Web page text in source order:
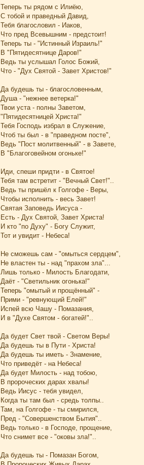
Теперь ты рядом с Илиёю,
С тобой и праведный Давид,
Тебя благословил - Иаков,
Что пред Всевышним - предстоит!
Теперь ты - "Истинный Израиль!"
В "Пятидесятнице Даров!"
Ведь ты услышал Голос Божий,
Что - "Дух Святой - Завет Христов!"
Да будешь ты - благословенным,
Душа - "нежнее ветерка!"
Твои уста - полны Заветом,
"Пятидесятницей Христа!"
Тебя Господь избрал в Служение,
Чтоб ты был - в "праведном посте",
Ведь "Пост молитвенный" - в Завете,
В "Благоговейном огоньке!"
Иди, спеши придти - в Святое!
Тебя там встретит - "Вечный Свет!"..
Ведь ты пришёл к Голгофе - Веры,
Чтобы исполнить - весь Завет!
Святая Заповедь Иисуса -
Есть - Дух Святой, Завет Христа!
И кто "по Духу" - Богу Служит,
Тот и увидит - Небеса!
Не сможешь сам - "омыться сердцем",
Не властен ты - над "прахом зла"...
Лишь только - Милость Благодати,
Даёт - "Светильник огонька!"
Теперь "омытый и прощённый" -
Прими - "ревнующий Елей!"
Испей всю Чашу - Помазания,
И в "Духе Святом - богатей!"..
Да будет Свет твой - Светом Веры!
Да будешь ты в Пути - Христа!
Да будешь ты иметь - Знамение,
Что приведёт - на Небеса!
Да будет Милость - над тобою,
В пророческих дарах хвалы!
Ведь Иисус - тебя увидел,
Когда ты там был - средь толпы..
Там, на Голгофе - ты смирился,
Пред - "Совершенством Бытия"..
Ведь только - в Господе, прощение,
Что снимет все - "оковы зла!"..
Да будешь ты - Помазан Богом,